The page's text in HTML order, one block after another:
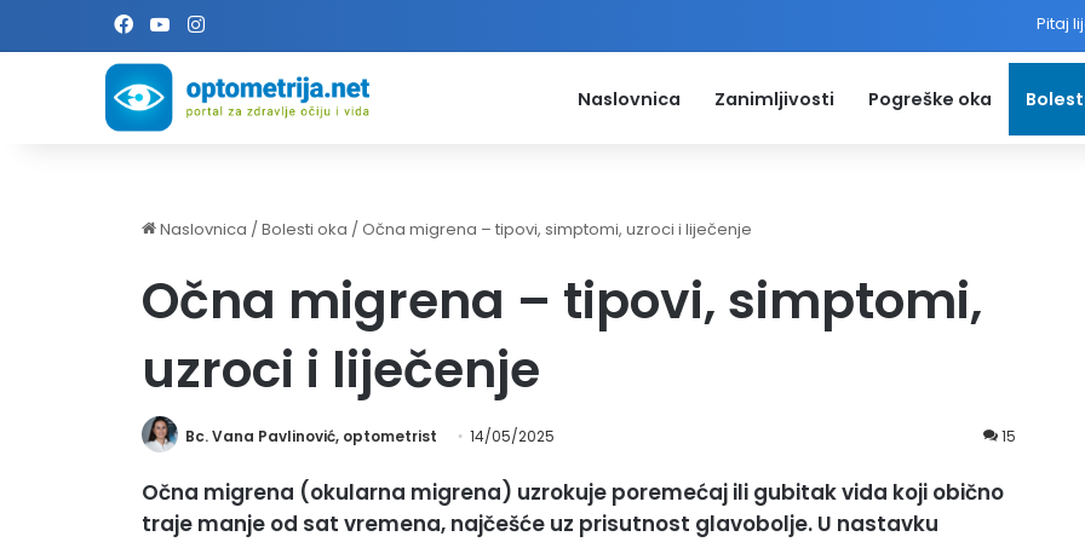
Facebook
YouTube Pitaj
Naslovnica Zanimljivosti Pogreške oka
Naslovnica /Bolesti oka /Očna migrena – tipovi, simptomi, uzroci i liječenje
Očna migrena – tipovi, simptomi,
uzroci i liječenje
Bc. Vana Pavlinović, optometrist 14/05/2025 15
Očna migrena (okularna migrena) uzrokuje poremećaj ili gubitak vida koji obično
traje manje od sat vremena, najčešće uz prisutnost glavobolje. U nastavku